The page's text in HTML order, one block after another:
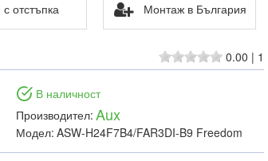
0.00 | 1
В наличност
Производител: Aux
Модел: ASW-H24F7B4/FAR3DI-B9 Freedom
отстъпка Монтаж в България